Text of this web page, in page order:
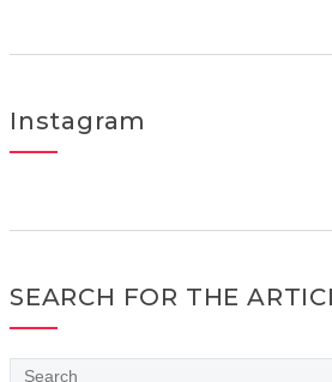
Instagram
SEARCH FOR THE